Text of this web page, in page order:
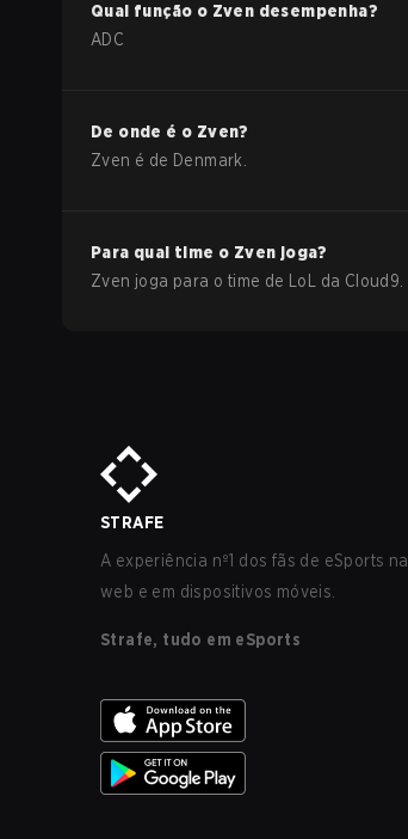
Qual função o Zven desempenha?
ADC
De onde é o Zven?
Zven é de Denmark
Para qual time o Zven joga?
Zven joga para o time de LoL da Cloud9
STRAFE
A experiência nº1 dos fãs de eSports na
web e em dispositivos móveis.
Strafe, tudo em eSports